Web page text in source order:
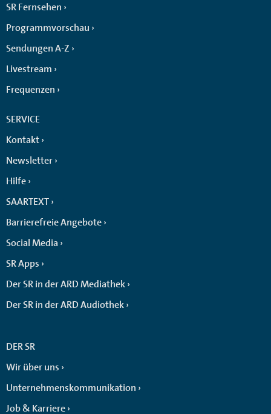
SR Fernsehen
Programmvorschau
Sendungen A-Z
Livestream
Frequenzen
SERVICE
Kontakt
Newsletter
Hilfe
SAARTEXT
Barrierefreie Angebote
Social Media
SR Apps
Der SR in der ARD Mediathek
Der SR in der ARD Audiothek
DER SR
Wir über uns
Unternehmenskommunikation
Job & Karriere